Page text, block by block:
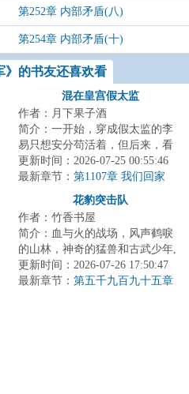
第252章 内部矛盾(八)
第254章 内部矛盾(十)
》的书友还喜欢看
混在皇宫假太监
作者：月下果子酒
简介：一开始，穿成假太监的李
易只想安分苟活着，但后来，看
着高贵雍容的皇后，李易心思变
了。“江山你坐...
更新时间：2026-07-25 00:55:46
最新章节： 第1107章 我们回家
花豹突击队
作者：竹香书屋
简介：血与火的战场，风声鹤唳
的山林，神奇的猛兽和古武少年,
这是一支有着铮铮铁骨的特种部
队，这是一群...
更新时间：2026-07-26 17:50:47
最新章节： 第五千九百九十五章